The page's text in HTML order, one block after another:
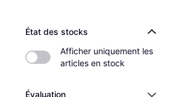
État des stocks
Afficher uniquement les
articles en stock
Évaluation